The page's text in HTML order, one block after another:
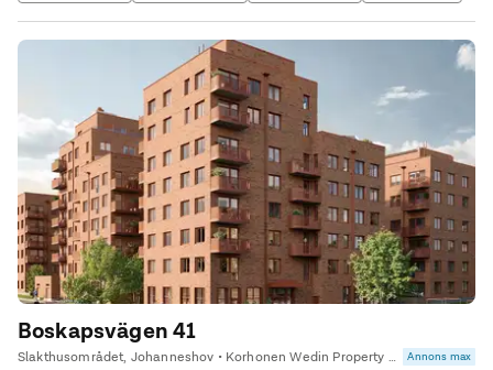
Boskapsvägen 41
Slakthusområdet, Johanneshov • Korhonen Wedin Property Advisors Annons max